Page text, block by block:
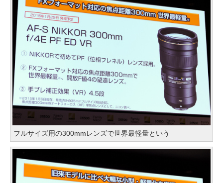
フルサイズ用の300mmレンズで世界最軽量という